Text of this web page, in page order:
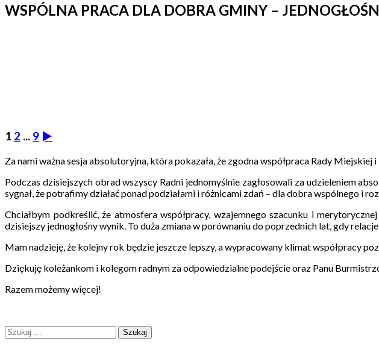
WSPÓLNA PRACA DLA DOBRA GMINY –
1 2 ... 9 ►
Za nami ważna sesja absolutoryjna, która pokazała, że zgodna współpraca Rady
Podczas dzisiejszych obrad wszyscy Radni jednomyślnie zagłosowali za udzieleniem
sygnał, że potrafimy działać ponad podziałami i różnicami zdań – dla dobra wspólnego i
Chciałbym podkreślić, że atmosfera współpracy, wzajemnego szacunku i
dzisiejszy jednogłośny wynik. To duża zmiana w porównaniu do poprzednich lat, gdy
Mam nadzieję, że kolejny rok będzie jeszcze lepszy, a wypracowany klimat współpracy
Dziękuję koleżankom i kolegom radnym za odpowiedzialne podejście oraz Panu
Razem możemy więcej!
Szukaj: